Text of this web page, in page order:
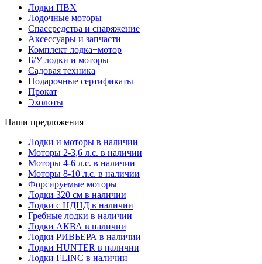
Лодки ПВХ
Лодочные моторы
Спассредства и снаряжение
Аксессуары и запчасти
Комплект лодка+мотор
Б/У лодки и моторы
Садовая техника
Подарочные сертификаты
Прокат
Эхолоты
Наши предложения
Лодки и моторы в наличии
Моторы 2-3,6 л.с. в наличии
Моторы 4-6 л.с. в наличии
Моторы 8-10 л.с. в наличии
Форсируемые моторы
Лодки 320 см в наличии
Лодки с НДНД в наличии
Гребные лодки в наличии
Лодки АКВА в наличии
Лодки РИВЬЕРА в наличии
Лодки HUNTER в наличии
Лодки FLINC в наличии